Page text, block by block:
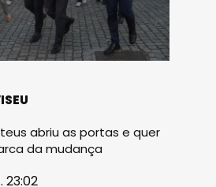
abriu as portas e quer
da mudança
23:02